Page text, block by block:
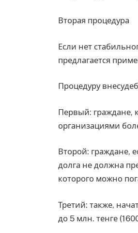
Вторая процедура
Если нет
предлагается
Процедуру
Первый: граждане,
организациями
Второй: граждане,
долга не должна
которого можно
Третий: также,
до 5 млн. тенге